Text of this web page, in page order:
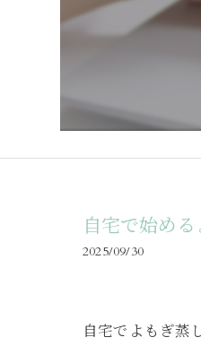
自宅で始め
2025/09/30
自宅でよもぎ蒸